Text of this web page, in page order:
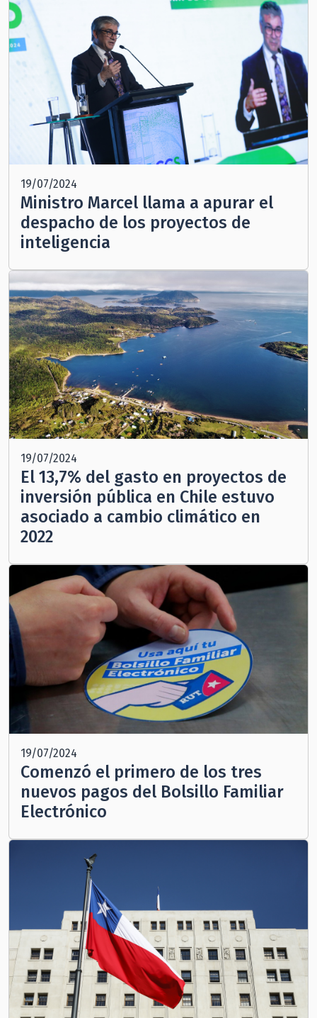
19/07/2024
Ministro Marcel llama a apurar el
despacho de los proyectos de
inteligencia
19/07/2024
El 13,7% del gasto en proyectos de
inversión pública en Chile estuvo
asociado a cambio climático en
2022
19/07/2024
Comenzó el primero de los tres
nuevos pagos del Bolsillo Familiar
Electrónico